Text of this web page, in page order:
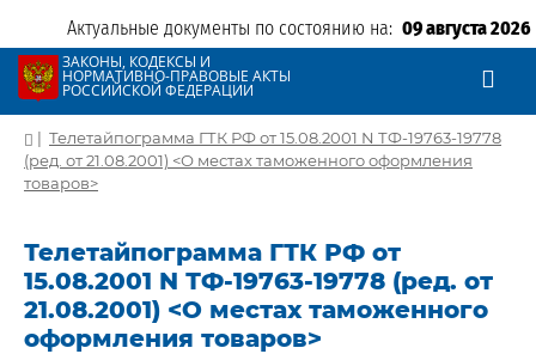
Актуальные документы по состоянию на: 09 августа 2026
ЗАКОНЫ, КОДЕКСЫ И
НОРМАТИВНО-ПРАВОВЫЕ АКТЫ
РОССИЙСКОЙ ФЕДЕРАЦИИ
| Телетайпограмма ГТК РФ от 15.08.2001 N ТФ-19763-19778
(ред. от 21.08.2001) <О местах таможенного оформления
товаров>
Телетайпограмма ГТК РФ от
15.08.2001 N ТФ-19763-19778 (ред. от
21.08.2001) <О местах таможенного
оформления товаров>